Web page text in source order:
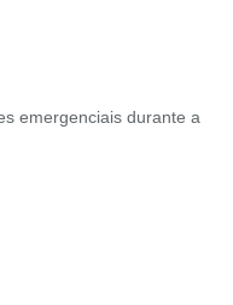
emergenciais durante a